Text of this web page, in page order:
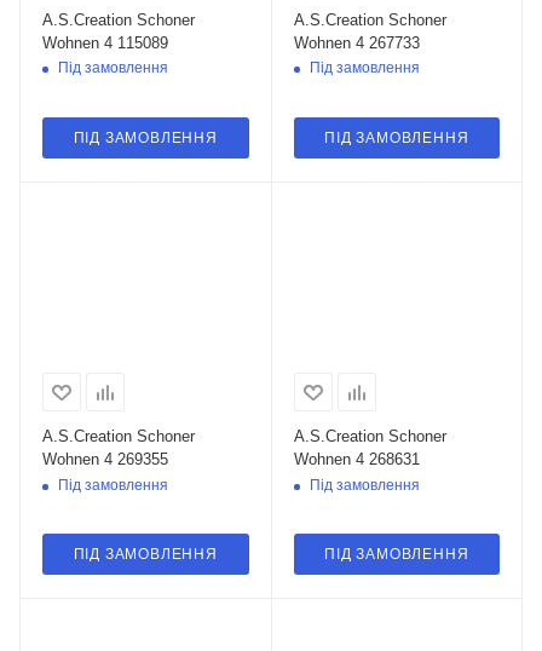
A.S.Creation Schoner
Wohnen 4 115089
Під замовлення
ПІД ЗАМОВЛЕННЯ
A.S.Creation Schoner
Wohnen 4 267733
Під замовлення
ПІД ЗАМОВЛЕННЯ
A.S.Creation Schoner
Wohnen 4 269355
Під замовлення
ПІД ЗАМОВЛЕННЯ
A.S.Creation Schoner
Wohnen 4 268631
Під замовлення
ПІД ЗАМОВЛЕННЯ